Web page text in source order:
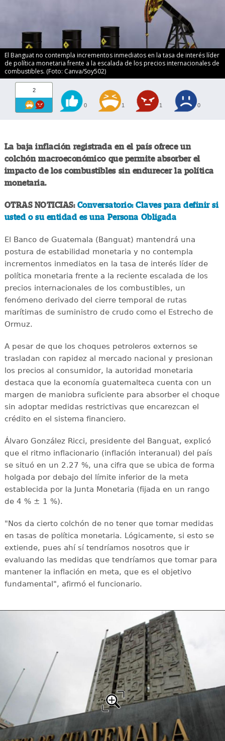
El Banguat no contempla incrementos inmediatos en la tasa de interés líder
de política monetaria frente a la escalada de los precios internacionales de
combustibles. (Foto: Canva/Soy502)
2
0 1 1 0
La baja inflación registrada en el país ofrece un
colchón macroeconómico que permite absorber el
impacto de los combustibles sin endurecer la política
monetaria.
OTRAS NOTICIAS: Conversatorio: Claves para definir si
usted o su entidad es una Persona Obligada
El Banco de Guatemala (Banguat) mantendrá una
postura de estabilidad monetaria y no contempla
incrementos inmediatos en la tasa de interés líder de
política monetaria frente a la reciente escalada de los
precios internacionales de los combustibles, un
fenómeno derivado del cierre temporal de rutas
marítimas de suministro de crudo como el Estrecho de
Ormuz.
A pesar de que los choques petroleros externos se
trasladan con rapidez al mercado nacional y presionan
los precios al consumidor, la autoridad monetaria
destaca que la economía guatemalteca cuenta con un
margen de maniobra suficiente para absorber el choque
sin adoptar medidas restrictivas que encarezcan el
crédito en el sistema financiero.
Álvaro González Ricci, presidente del Banguat, explicó
que el ritmo inflacionario (inflación interanual) del país
se situó en un 2.27 %, una cifra que se ubica de forma
holgada por debajo del límite inferior de la meta
establecida por la Junta Monetaria (fijada en un rango
de 4 % ± 1 %).
"Nos da cierto colchón de no tener que tomar medidas
en tasas de política monetaria. Lógicamente, si esto se
extiende, pues ahí sí tendríamos nosotros que ir
evaluando las medidas que tendríamos que tomar para
mantener la inflación en meta, que es el objetivo
fundamental", afirmó el funcionario.